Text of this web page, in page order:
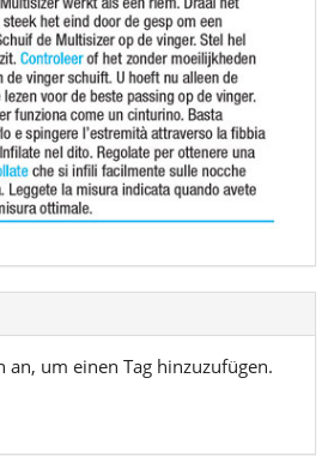
an, um einen Tag hinzuzufügen.